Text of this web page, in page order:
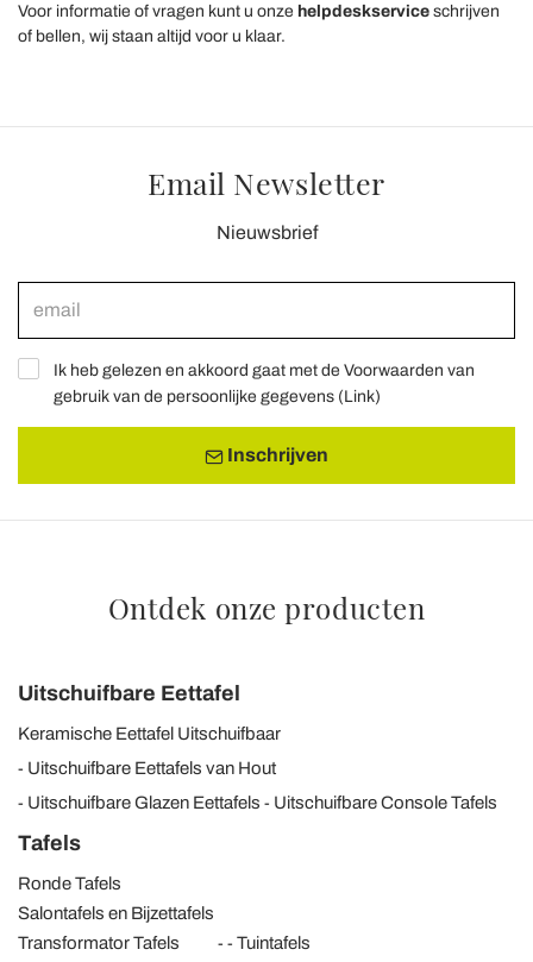
Voor informatie of vragen kunt u onze helpdeskservice schrijven
of bellen, wij staan ​​altijd voor u klaar.
Email Newsletter
Nieuwsbrief
Ik heb gelezen en akkoord gaat met de Voorwaarden van
gebruik van de persoonlijke gegevens (Link)
Inschrijven
Ontdek onze producten
Uitschuifbare Eettafel
Keramische Eettafel Uitschuifbaar
Uitschuifbare Eettafels van Hout
Uitschuifbare Glazen Eettafels
Uitschuifbare Console Tafels
Tafels
Ronde Tafels
Salontafels en Bijzettafels
Transformator Tafels
Tuintafels